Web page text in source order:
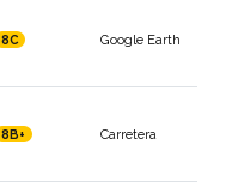
8C Google Earth
8B+ Carretera